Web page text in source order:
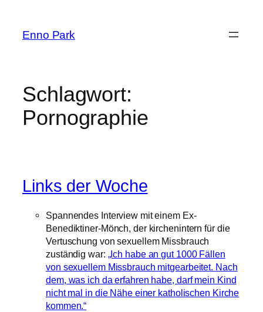
springen
Enno Park
Schlagwort:
Pornographie
Links der Woche
Spannendes Interview mit einem Ex-
Benediktiner-Mönch, der kirchenintern für die
Vertuschung von sexuellem Missbrauch
zuständig war: „Ich habe an gut 1000 Fällen
von sexuellem Missbrauch mitgearbeitet. Nach
dem, was ich da erfahren habe, darf mein Kind
nicht mal in die Nähe einer katholischen Kirche
kommen.“